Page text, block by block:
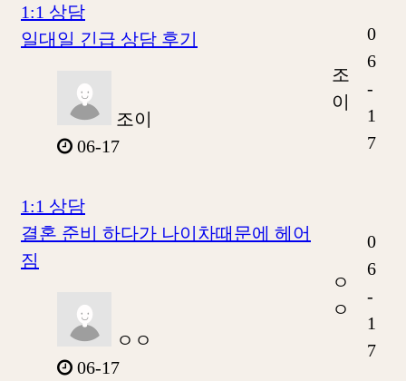
1:1 상담
일대일 긴급 상담 후기
조이
06-17
조
이
0
6
-
1
7
1:1 상담
결혼 준비 하다가 나이차때문에 헤어
짐
ㅇㅇ
06-17
ㅇ
ㅇ
0
6
-
1
7